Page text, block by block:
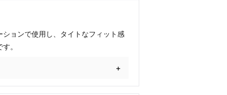
ョンで使用し、タイトなフィット感
。